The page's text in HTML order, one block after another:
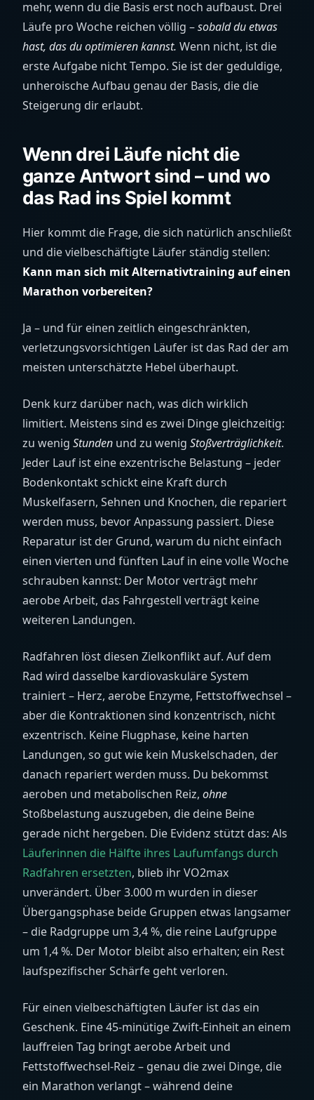
mehr, wenn du die Basis erst noch aufbaust. Drei
Läufe pro Woche reichen völlig –sobald du etwas
hast, das du optimieren kannst. Wenn nicht, ist die
erste Aufgabe nicht Tempo. Sie ist der geduldige,
unheroische Aufbau genau der Basis, die die
Steigerung dir erlaubt.
Wenn drei Läufe nicht die
ganze Antwort sind – und wo
das Rad ins Spiel kommt
Hier kommt die Frage, die sich natürlich anschließt
und die vielbeschäftigte Läufer ständig stellen:
Kann man sich mit Alternativtraining auf einen
Marathon vorbereiten?
Ja – und für einen zeitlich eingeschränkten,
verletzungsvorsichtigen Läufer ist das Rad der am
meisten unterschätzte Hebel überhaupt.
Denk kurz darüber nach, was dich wirklich
limitiert. Meistens sind es zwei Dinge gleichzeitig:
zu wenig Stunden und zu wenig Stoßverträglichkeit.
Jeder Lauf ist eine exzentrische Belastung – jeder
Bodenkontakt schickt eine Kraft durch
Muskelfasern, Sehnen und Knochen, die repariert
werden muss, bevor Anpassung passiert. Diese
Reparatur ist der Grund, warum du nicht einfach
einen vierten und fünften Lauf in eine volle Woche
schrauben kannst: Der Motor verträgt mehr
aerobe Arbeit, das Fahrgestell verträgt keine
weiteren Landungen.
Radfahren löst diesen Zielkonflikt auf. Auf dem
Rad wird dasselbe kardiovaskuläre System
trainiert – Herz, aerobe Enzyme, Fettstoffwechsel –
aber die Kontraktionen sind konzentrisch, nicht
exzentrisch. Keine Flugphase, keine harten
Landungen, so gut wie kein Muskelschaden, der
danach repariert werden muss. Du bekommst
aeroben und metabolischen Reiz, ohne
Stoßbelastung auszugeben, die deine Beine
gerade nicht hergeben. Die Evidenz stützt das: Als
Läuferinnen die Hälfte ihres Laufumfangs durch
Radfahren ersetzten, blieb ihr VO2max
unverändert. Über 3.000 m wurden in dieser
Übergangsphase beide Gruppen etwas langsamer
– die Radgruppe um 3,4 %, die reine Laufgruppe
um 1,4 %. Der Motor bleibt also erhalten; ein Rest
laufspezifischer Schärfe geht verloren.
Für einen vielbeschäftigten Läufer ist das ein
Geschenk. Eine 45-minütige Zwift-Einheit an einem
lauffreien Tag bringt aerobe Arbeit und
Fettstoffwechsel-Reiz – genau die zwei Dinge, die
ein Marathon verlangt – während deine